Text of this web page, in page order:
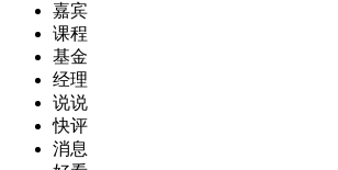
嘉宾
课程
基金
经理
说说
快评
消息